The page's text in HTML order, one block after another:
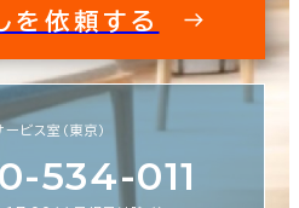
を依頼する
ビス室（東京）
534-011